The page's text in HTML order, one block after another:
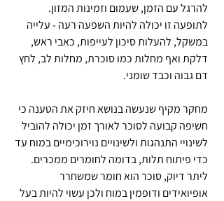
להרגל עם הזמן, שעמום וזמינות המזון.
לתופעה זו יכולה להיות השפעה רעה - עלייה
במשקל, להעלות סיכון לעייפות, כאבי ראש,
דלקת ואף מחלות כמו סוכרת, מחלות לב, לחץ
דם גבוה וכבד שומני.
מחקר מקיף שנעשה בנושא חיזק את הטענה כי
חשיפה קבועה לסוכר לאורך זמן יכולה להוביל
לשינויי התנהגות ולשינויים נוירוכימיים במוח עד
כדי פיתוח תלות, בדומה לחומרים ממכרים.
ליתר דיוק, סוכר הוא חומר שמשחרר
אופיואידים ודופמין במוח ולכן עשוי להיות בעל